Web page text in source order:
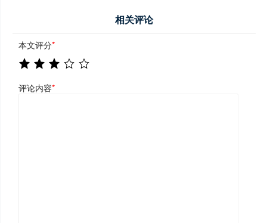
相关评论
本文评分*
评论内容*